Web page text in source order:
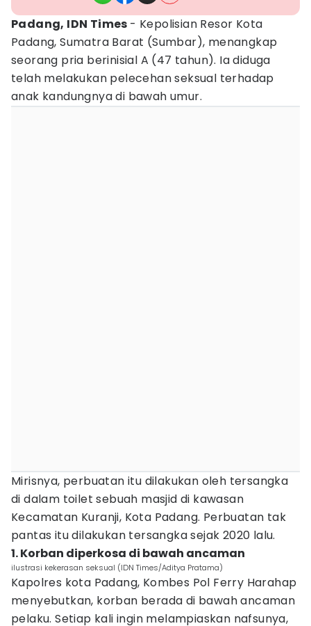
Padang, IDN Times - Kepolisian Resor Kota
Padang, Sumatra Barat (Sumbar), menangkap
seorang pria berinisial A (47 tahun). Ia diduga
telah melakukan pelecehan seksual terhadap
anak kandungnya di bawah umur.
Mirisnya, perbuatan itu dilakukan oleh tersangka
di dalam toilet sebuah masjid di kawasan
Kecamatan Kuranji, Kota Padang. Perbuatan tak
pantas itu dilakukan tersangka sejak 2020 lalu.
1. Korban diperkosa di bawah ancaman
ilustrasi kekerasan seksual (IDN Times/Aditya Pratama)
Kapolres kota Padang, Kombes Pol Ferry Harahap
menyebutkan, korban berada di bawah ancaman
pelaku. Setiap kali ingin melampiaskan nafsunya,